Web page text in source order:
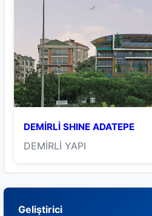
DEMİRLİ SHINE ADATEPE
DEMİRLİ YAPI
Geliştirici